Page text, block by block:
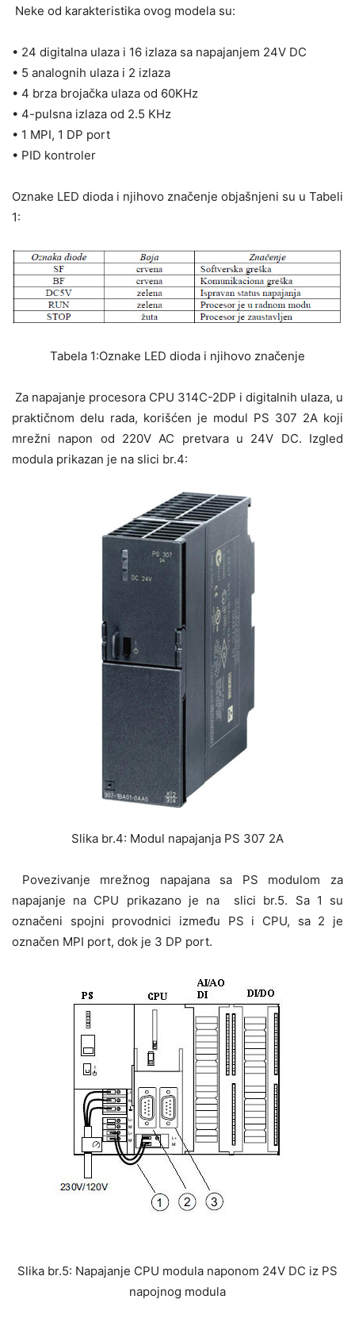
Neke od karakteristika ovog modela su:
• 24 digitalna ulaza i 16 izlaza sa napajanjem 24V DC
• 5 analognih ulaza i 2 izlaza
• 4 brza brojačka ulaza od 60KHz
• 4-pulsna izlaza od 2.5 KHz
• 1 MPI, 1 DP port
• PID kontroler
Oznake LED dioda i njihovo značenje objašnjeni su u Tabeli
1:
Tabela 1:Oznake LED dioda i njihovo značenje
Za napajanje procesora CPU 314C-2DP i digitalnih ulaza, u
praktičnom delu rada, korišćen je modul PS 307 2A koji
mrežni napon od 220V AC pretvara u 24V DC. Izgled
modula prikazan je na slici br.4:
Slika br.4: Modul napajanja PS 307 2A
Povezivanje mrežnog napajana sa PS modulom za
napajanje na CPU prikazano je na slici br.5. Sa 1 su
označeni spojni provodnici između PS i CPU, sa 2 je
označen MPI port, dok je 3 DP port.
Slika br.5: Napajanje CPU modula naponom 24V DC iz PS
napojnog modula